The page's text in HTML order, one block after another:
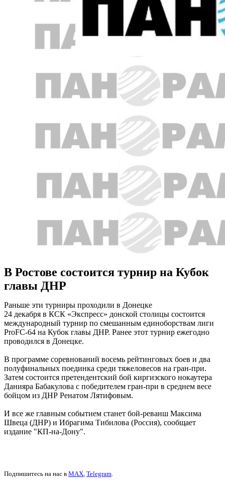
В Ростове состоится турнир на Кубок
главы ДНР
Раньше эти турниры проходили в Донецке
24 декабря в КСК «Экспресс» донской столицы состоится
международный турнир по смешанным единоборствам лиги
ProFC-64 на Кубок главы ДНР. Ранее этот турнир ежегодно
проводился в Донецке.
В программе соревнований восемь рейтинговых боев и два
полуфинальных поединка среди тяжеловесов на гран-при.
Затем состоится претендентский бой киргизского нокаутера
Данияра Бабакулова с победителем гран-при в среднем весе
бойцом из ДНР Ренатом Лятифовым.
И все же главным событием станет бой-реванш Максима
Швеца (ДНР) и Ибрагима Тибилова (Россия), сообщает
издание "КП-на-Дону".
Подпишитесь на нас в MAX, Telegram.